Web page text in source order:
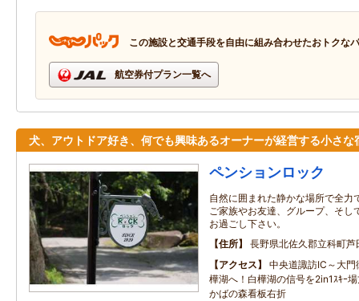
この施設と交通手段を自由に組み合わせたおトクな
航空券付プラン一覧へ
犬、アウトドア好き、何でも興味あるオーナーが経営する小さな
ペンションロック
自然に囲まれた静かな場所で全力
ご家族やお友達、グループ、そし
お過ごし下さい。
住所
長野県北佐久郡立科町芦
アクセス
中央道諏訪IC～大
樺湖へ！白樺湖の信号を2in1ｽｷｰ
かばの森看板右折